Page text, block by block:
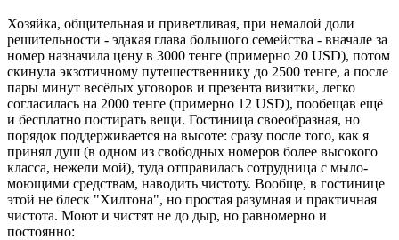
Хозяйка, общительная и приветливая, при немалой доли
решительности - эдакая глава большого семейства - вначале за
номер назначила цену в 3000 тенге (примерно 20 USD), потом
скинула экзотичному путешественнику до 2500 тенге, а после
пары минут весёлых уговоров и презента визитки, легко
согласилась на 2000 тенге (примерно 12 USD), пообещав ещё
и бесплатно постирать вещи. Гостиница своеобразная, но
порядок поддерживается на высоте: сразу после того, как я
принял душ (в одном из свободных номеров более высокого
класса, нежели мой), туда отправилась сотрудница с мыло-
моющими средствам, наводить чистоту. Вообще, в гостинице
этой не блеск "Хилтона", но простая разумная и практичная
чистота. Моют и чистят не до дыр, но равномерно и
постоянно: